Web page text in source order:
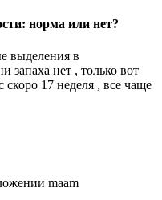
норма или нет?
выделения в
запаха нет , только вот
17 неделя , все чаще
maam